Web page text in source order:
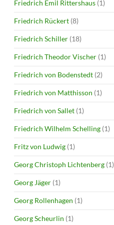
Friedrich Emil Rittershaus (1)
Friedrich Rückert (8)
Friedrich Schiller (18)
Friedrich Theodor Vischer (1)
Friedrich von Bodenstedt (2)
Friedrich von Matthisson (1)
Friedrich von Sallet (1)
Friedrich Wilhelm Schelling (1)
Fritz von Ludwig (1)
Georg Christoph Lichtenberg (1)
Georg Jäger (1)
Georg Rollenhagen (1)
Georg Scheurlin (1)